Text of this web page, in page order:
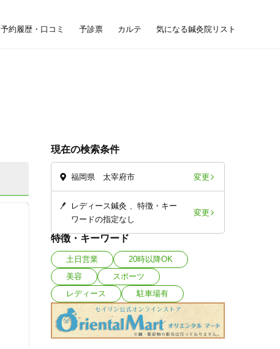
予約履歴・口コミ 予診票 カルテ 気になる鍼灸院リスト
現在の検索条件
福岡県 太宰府市 変更
レディース鍼灸
特徴・キー
ワードの指定なし
変更
特徴・キーワード
土日営業
20時以降OK
美容
スポーツ
レディース
駐車場有